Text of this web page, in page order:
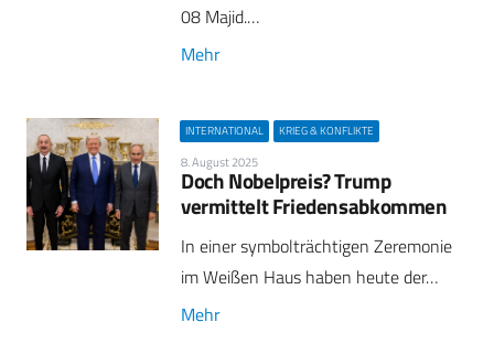
08 Majid.…
Mehr
INTERNATIONAL KRIEG & KONFLIKTE
8. August 2025
Doch Nobelpreis? Trump
vermittelt Friedensabkommen
In einer symbolträchtigen Zeremonie
im Weißen Haus haben heute der…
Mehr